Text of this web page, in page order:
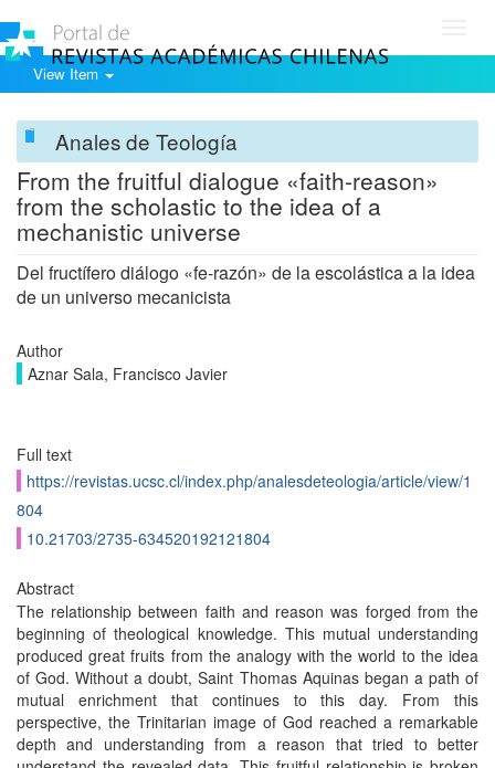
View Item
Anales de Teología
From the fruitful dialogue «faith-reason»
from the scholastic to the idea of a
mechanistic universe
Del fructífero diálogo «fe-razón» de la escolástica a la idea
de un universo mecanicista
Author
Aznar Sala, Francisco Javier
Full text
https://revistas.ucsc.cl/index.php/analesdeteologia/article/view/1
804
10.21703/2735-634520192121804
Abstract
The relationship between faith and reason was forged from the
beginning of theological knowledge. This mutual understanding
produced great fruits from the analogy with the world to the idea
of God. Without a doubt, Saint Thomas Aquinas began a path of
mutual enrichment that continues to this day. From this
perspective, the Trinitarian image of God reached a remarkable
depth and understanding from a reason that tried to better